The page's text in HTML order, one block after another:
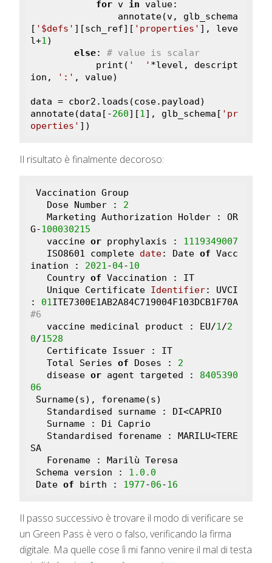
for v in value:
[ '$defs' ][sch_ref][ 'properties' ], leve
l+1 )
else: # value is scalar
            print(
'  ' *level, descript
ion,
':' , value)
data = cbor2.loads(cose.payload)
annotate(data[-260][1 ], glb_schema[ 'pr
operties' ])
Il risultato è finalmente decoroso:
   Dose Number :
2
G-100030215
   vaccine
or prophylaxis : 1119349007
   ISO8601 complete
date: Date of Vacc
ination : 2021 -04-10
   Country
of Vaccination : IT
   Unique Certificate
Identifier: UVCI
: 01 ITE7300E1AB2A84C719004F103DCB1F70A
#6
   vaccine medicinal product : EU/
1 /2
0/1528
   Total Series
of Doses : 2
   disease
or agent targeted : 8405390
06
SA
Schema version : 1.0 .0
Date of birth : 1977-06-16
Il passo successivo è trovare il modo di verificare se
un Green Pass è vero o falso, verificando la firma
digitale. Ma quelle cose lì mi fanno venire il mal di testa